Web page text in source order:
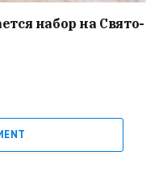
набор на Свято-